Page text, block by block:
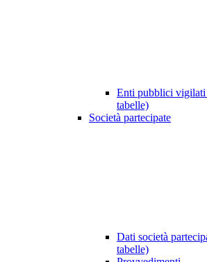
Enti pubblici vigilati
tabelle)
Società partecipate
Dati società
tabelle)